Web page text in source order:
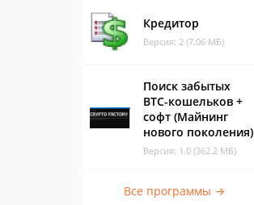
Кредитор
Версия: 2 (7.06 МБ)
Поиск забытых
BTC-кошельков +
софт (Майнинг
нового поколения)
Версия: 1.0 (362.2 МБ)
Все программы →